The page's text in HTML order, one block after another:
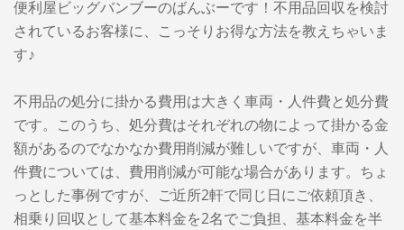
便利屋ビッグバンブーのばんぶーです！不用品回収を検討
されているお客様に、こっそりお得な方法を教えちゃいま
す♪
不用品の処分に掛かる費用は大きく車両・人件費と処分費
です。このうち、処分費はそれぞれの物によって掛かる金
額があるのでなかなか費用削減が難しいですが、車両・人
件費については、費用削減が可能な場合があります。ちょ
っとした事例ですが、ご近所2軒で同じ日にご依頼頂き、
相乗り回収として基本料金を2名でご負担、基本料金を半